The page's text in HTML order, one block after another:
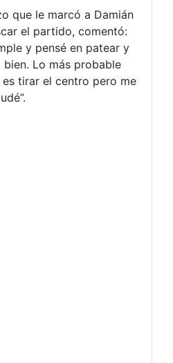
que le marcó a Damián
el partido, comentó:
y pensé en patear y
Lo más probable
tirar el centro pero me